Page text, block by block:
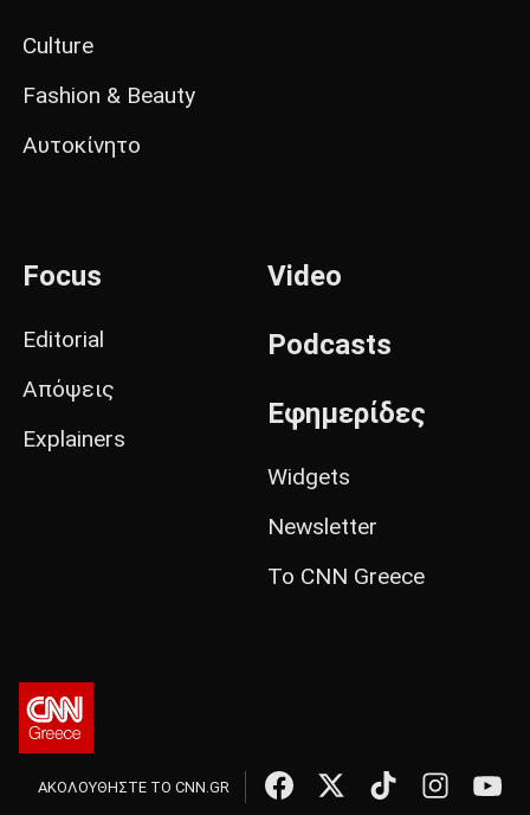
Culture
Fashion & Beauty
Αυτοκίνητο
Focus
Editorial
Απόψεις
Explainers
Video
Podcasts
Εφημερίδες
Widgets
Newsletter
Το CNN Greece
ΑΚΟΛΟΥΘΗΣΤΕ ΤΟ CNN.GR